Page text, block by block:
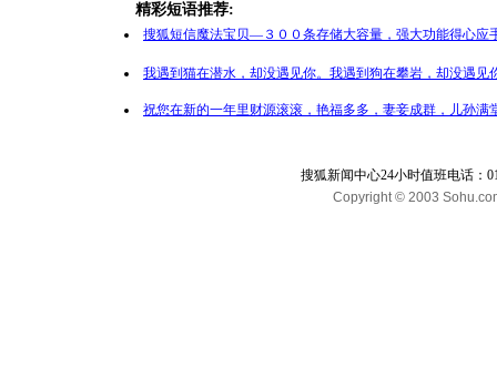
精彩短语推荐:
搜狐短信魔法宝贝—３００条存储大容量，强大功能得心应
我遇到猫在潜水，却没遇见你。我遇到狗在攀岩，却没遇
祝您在新的一年里财源滚滚，艳福多多，妻妾成群，儿孙
搜狐新闻中心24小时值班电话：
Copyright © 2003